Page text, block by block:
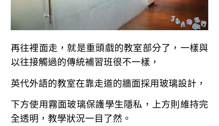
再往裡面走，就是重頭戲的教室部分了，一樣與
以往接觸過的傳統補習班很不一樣，
英代外語的教室在靠走道的牆面採用玻璃設計，
下方使用霧面玻璃保護學生隱私，上方則維持完
全透明，教學狀況一目了然。